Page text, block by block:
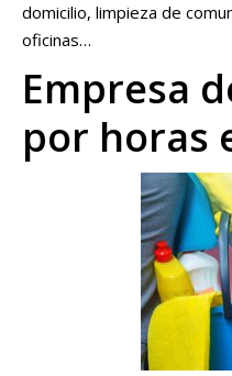
domicilio, limpieza de
oficinas…
Empresa
por horas